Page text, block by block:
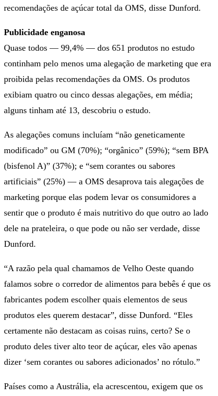
recomendações de açúcar total da OMS, disse Dunford.
Publicidade enganosa
Quase todos — 99,4% — dos 651 produtos no estudo
continham pelo menos uma alegação de marketing que era
proibida pelas recomendações da OMS. Os produtos
exibiam quatro ou cinco dessas alegações, em média;
alguns tinham até 13, descobriu o estudo.
As alegações comuns incluíam “não geneticamente
modificado” ou GM (70%); “orgânico” (59%); “sem BPA
(bisfenol A)” (37%); e “sem corantes ou sabores
artificiais” (25%) — a OMS desaprova tais alegações de
marketing porque elas podem levar os consumidores a
sentir que o produto é mais nutritivo do que outro ao lado
dele na prateleira, o que pode ou não ser verdade, disse
Dunford.
“A razão pela qual chamamos de Velho Oeste quando
falamos sobre o corredor de alimentos para bebês é que os
fabricantes podem escolher quais elementos de seus
produtos eles querem destacar”, disse Dunford. “Eles
certamente não destacam as coisas ruins, certo? Se o
produto deles tiver alto teor de açúcar, eles vão apenas
dizer ‘sem corantes ou sabores adicionados’ no rótulo.”
Países como a Austrália, ela acrescentou, exigem que os